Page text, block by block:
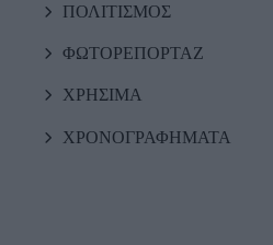
ΠΟΛΙΤΙΣΜΟΣ
ΦΩΤΟΡΕΠΟΡΤΑΖ
ΧΡΗΣΙΜΑ
ΧΡΟΝΟΓΡΑΦΗΜΑΤΑ